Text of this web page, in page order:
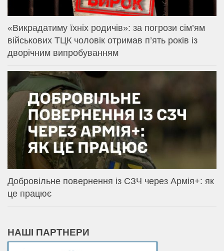
«Викрадатиму їхніх родичів»: за погрози сім’ям
військових ТЦК чоловік отримав п’ять років із
дворічним випробуванням
Добровільне повернення із СЗЧ через Армія+: як
це працює
НАШІ ПАРТНЕРИ